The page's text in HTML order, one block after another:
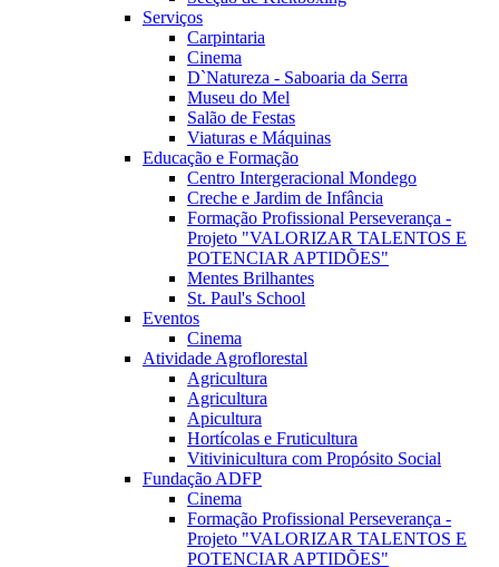
Serviços
Carpintaria
Cinema
D`Natureza - Saboaria da Serra
Museu do Mel
Salão de Festas
Viaturas e Máquinas
Educação e Formação
Centro Intergeracional Mondego
Creche e Jardim de Infância
Formação Profissional Perseverança -
Projeto "VALORIZAR TALENTOS E
POTENCIAR APTIDÕES"
Mentes Brilhantes
St. Paul's School
Eventos
Cinema
Atividade Agroflorestal
Agricultura
Agricultura
Apicultura
Hortícolas e Fruticultura
Vitivinicultura com Propósito Social
Fundação ADFP
Cinema
Formação Profissional Perseverança -
Projeto "VALORIZAR TALENTOS E
POTENCIAR APTIDÕES"